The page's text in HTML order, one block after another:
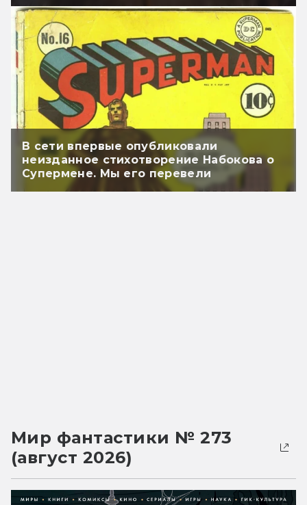
В сети впервые опубликовали
неизданное стихотворение Набокова о
Супермене. Мы его перевели
Мир фантастики № 273
(август 2026)